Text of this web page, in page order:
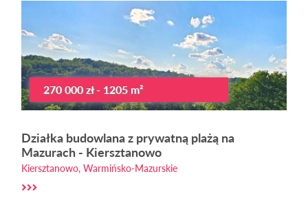
270 000 zł - 1205 m²
Działka budowlana z prywatną plażą na
Mazurach - Kiersztanowo
Kiersztanowo, Warmińsko-Mazurskie